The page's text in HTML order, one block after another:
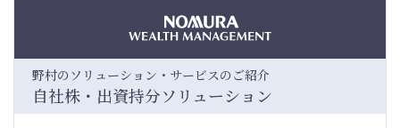
野村のソリューション・サービスのご紹介
自社株・出資持分ソリューション